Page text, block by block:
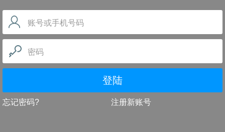
账号或手机号码
密码
登陆
忘记密码? 注册新账号